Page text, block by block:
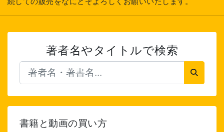
著者名やタイトルで検索
書籍と動画の買い方